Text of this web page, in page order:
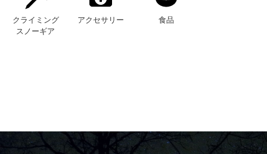
クライミング
スノーギア
アクセサリー 食品